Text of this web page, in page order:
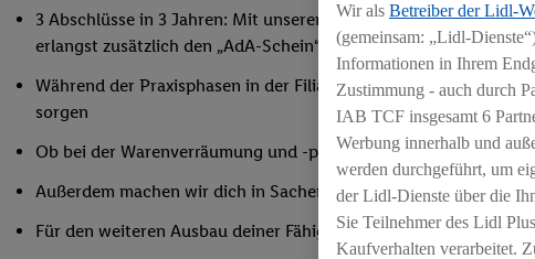
3 Abschlüsse in 3 Jahren: Mit unserem Abiturientenprogramm
erlangst zusätzlich den „AdA-Schein“ gemäß AEVO – dein Ziel:
Während der Praxisphasen in der Filiale lernst du unser
sorgen
Ob bei der Warenverräumung und -präsentation, der
Außerdem machen wir dich in Sachen Mitarbeiterführung fit,
Für den weiteren Ausbau deiner Fähigkeiten nimmst du an
Wir als Betreiber der Lidl-
(gemeinsam: „Lidl-
Informationen in Ihrem
Zustimmung - auch durch
IAB TCF insgesamt 6
Werbung innerhalb und
werden durchgeführt, um
der Lidl-Dienste über die
Sie Teilnehmer des Lidl
Kaufverhalten verarbeitet.